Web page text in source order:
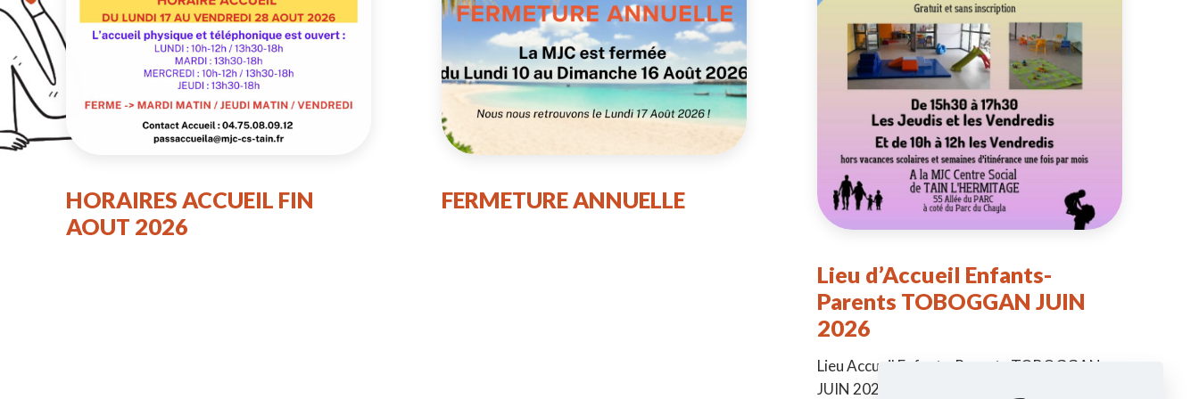
HORAIRES ACCUEIL FIN
AOUT 2026
FERMETURE ANNUELLE
Lieu d’Accueil Enfants-
Parents TOBOGGAN JUIN
2026
Lieu Accueil Enfants-Parents TOBOGGAN
JUIN 2026 -> De la naissance à 6 ans ->